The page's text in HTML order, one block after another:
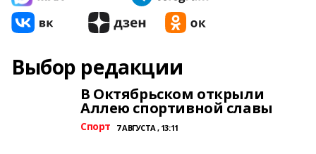
Выбор редакции
В Октябрьском открыли
Аллею спортивной славы
Спорт 7 АВГУСТА , 13:11